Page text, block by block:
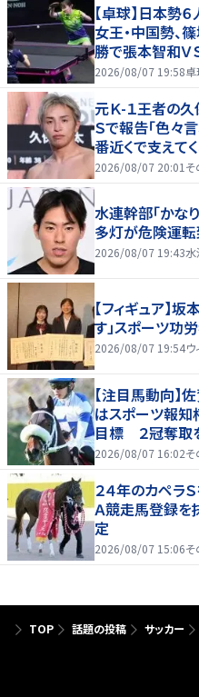
【卓球】日本
女王・中国勢
勝で張本智和Ｖ
2026/08/07 19:58
元Ｋ-１王者の
Ｓで報告「色々
番近くで支えて
家庭を築いてい
2026/08/07 20:01
水連幹部「かな
多灯が危険運
2026/08/07 19:43水
【フィギュア】
す」スポーツ
2026/08/07 19:54
【注目馬動向】
はスポーツ報知
目標 ２冠奪取
2026/08/07 16:02
２４年のカペラ
Ａ競走馬登録
定
2026/08/07 15:06
TOP 話題の投稿 サッカー